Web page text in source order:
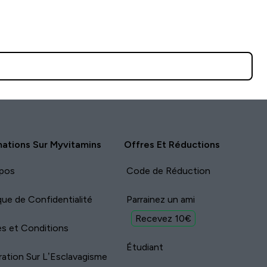
Sur Myvitamins
de Confidentialité
et Conditions
Sur L’Esclavagisme
Offres Et Réductions
Code de Réduction
Parrainez un ami
Recevez 10€
Étudiant